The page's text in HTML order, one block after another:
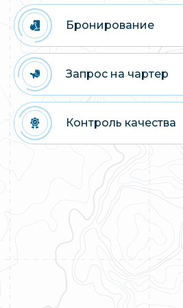
Бронирование
Запрос на чартер
Контроль качества